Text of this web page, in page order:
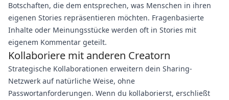
Botschaften, die dem entsprechen, was Menschen in ihren
eigenen Stories repräsentieren möchten. Fragenbasierte
Inhalte oder Meinungsstücke werden oft in Stories mit
eigenem Kommentar geteilt.
Kollaboriere mit anderen Creatorn
Strategische Kollaborationen erweitern dein Sharing-
Netzwerk auf natürliche Weise, ohne
Passwortanforderungen. Wenn du kollaborierst, erschließt